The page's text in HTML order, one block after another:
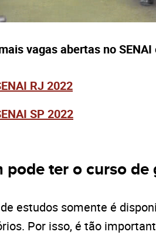
vagas abertas no
RJ 2022
SP 2022
pode ter o curso de
estudos somente é
Por isso, é tão